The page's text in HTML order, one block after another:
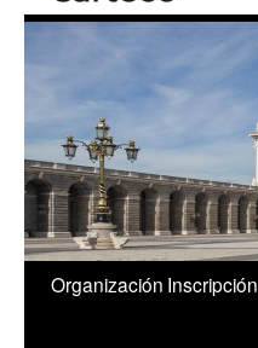
1/5
Palacio Real
Organización Inscripción